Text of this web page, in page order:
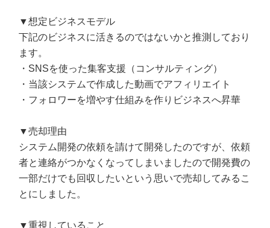
▼想定ビジネスモデル
下記のビジネスに活きるのではないかと推測しており
ます。
・SNSを使った集客支援（コンサルティング）
・当該システムで作成した動画でアフィリエイト
・フォロワーを増やす仕組みを作りビジネスへ昇華
▼売却理由
システム開発の依頼を請けて開発したのですが、依頼
者と連絡がつかなくなってしまいましたので開発費の
一部だけでも回収したいという思いで売却してみるこ
とにしました。
▼重視していること